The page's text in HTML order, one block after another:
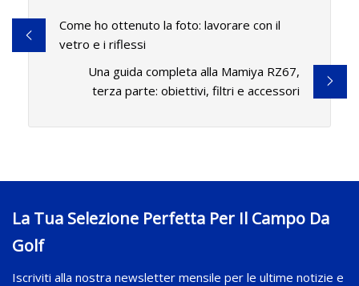
Come ho ottenuto la foto: lavorare con il
vetro e i riflessi
Una guida completa alla Mamiya RZ67,
terza parte: obiettivi, filtri e accessori
La Tua Selezione Perfetta Per Il Campo Da
Golf
Iscriviti alla nostra newsletter mensile per le ultime notizie e